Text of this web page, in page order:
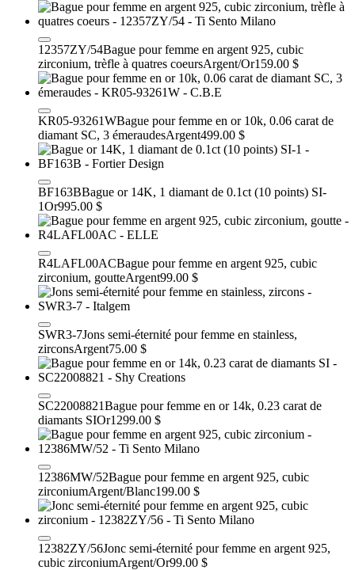
12357ZY/54Bague pour femme en argent 925, cubic
zirconium, trèfle à quatres coeursArgent/Or159.00 $
KR05-93261WBague pour femme en or 10k, 0.06 carat de
diamant SC, 3 émeraudesArgent499.00 $
BF163BBague or 14K, 1 diamant de 0.1ct (10 points) SI-
1Or995.00 $
R4LAFL00ACBague pour femme en argent 925, cubic
zirconium, goutteArgent99.00 $
SWR3-7Jons semi-éternité pour femme en stainless,
zirconsArgent75.00 $
SC22008821Bague pour femme en or 14k, 0.23 carat de
diamants SIOr1299.00 $
12386MW/52Bague pour femme en argent 925, cubic
zirconiumArgent/Blanc199.00 $
12382ZY/56Jonc semi-éternité pour femme en argent 925,
cubic zirconiumArgent/Or99.00 $